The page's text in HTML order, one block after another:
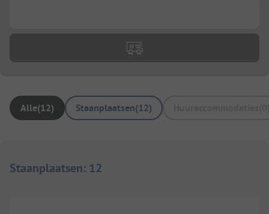
Alle(12) Staanplaatsen(12)
Staanplaatsen: 12